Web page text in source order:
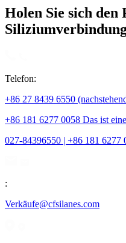
Holen Sie sich den
Telefon:
+86 27 8439 6550
+86 181 6277 0058 Das ist
027-84396550 | +86 181 6277
:
Verkäufe@cfsilanes.com